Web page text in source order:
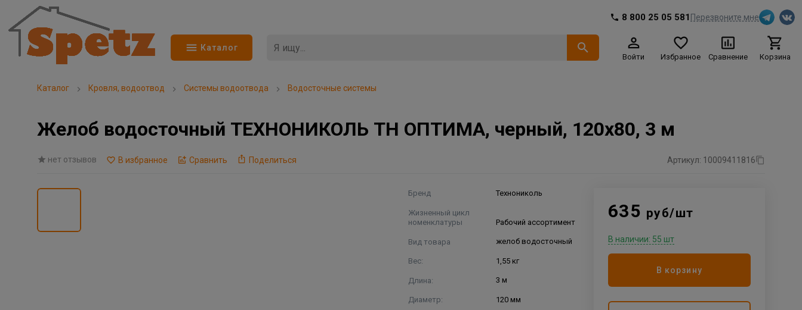
8 800 25 05 581 Перезвоните мне
Каталог
Войти Избранное Сравнение Корзина
Каталог Кровля, водоотвод Системы водоотвода Водосточные системы
Желоб водосточный ТЕХНОНИКОЛЬ ТН ОПТИМА, черный, 120x80, 3 м
нет отзывов В избранное Сравнить Поделиться Артикул: 10009411816
Бренд Технониколь
Жизненный цикл
номенклатуры
Рабочий ассортимент
Вид товара желоб водосточный
Вес: 1,55 кг
Длина: 3 м
Диаметр: 120 мм
635 руб/шт
В наличии: 55 шт
В корзину